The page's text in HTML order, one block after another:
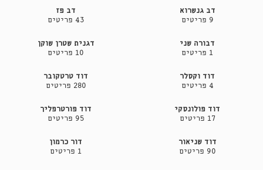
דב גנשרוא
9 פריטים
דב פז
43 פריטים
דבורה שני
1 פריטים
דגנית שטרן שוקן
10 פריטים
דוד וקסלר
4 פריטים
דוד טרטקובר
280 פריטים
דוד פולונסקי
17 פריטים
דוד פורטרפליך
95 פריטים
דוד שניאור
90 פריטים
דור כרמון
1 פריטים